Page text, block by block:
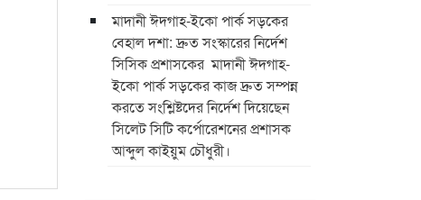
​মাদানী ঈদগাহ-ইকো পার্ক সড়কের
বেহাল দশা: দ্রুত সংস্কারের নির্দেশ
সিসিক প্রশাসকের ​ ​মাদানী ঈদগাহ-
ইকো পার্ক সড়কের কাজ দ্রুত সম্পন্ন
করতে সংশ্লিষ্টদের নির্দেশ দিয়েছেন
সিলেট সিটি কর্পোরেশনের প্রশাসক
আব্দুল কাইয়ুম চৌধুরী।